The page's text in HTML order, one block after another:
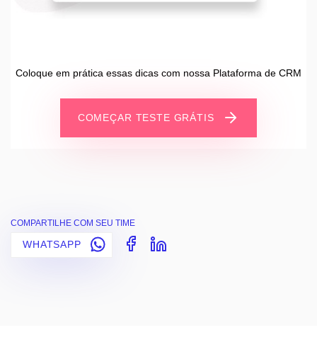
Coloque em prática essas dicas com nossa Plataforma de CRM
COMEÇAR TESTE GRÁTIS
COMPARTILHE COM SEU TIME
WHATSAPP